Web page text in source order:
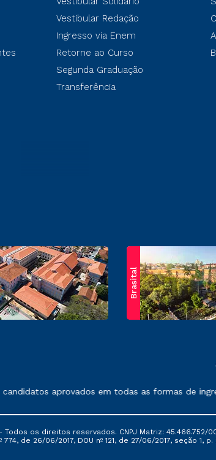
Vestibular Redação
Ingresso via Enem
Retorne ao Curso
Segunda Graduação
Transferência
Brasital
prestação de serviços.
aprovados em todas as formas de
os direitos reservados. CNPJ Matriz: 45.466.752/
de 26/06/2017, DOU nº 121, de 27/06/2017, seção 1, p.